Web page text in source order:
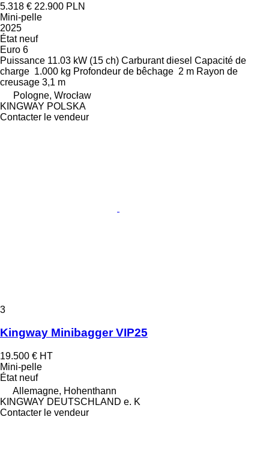
5.318 € 22.900 PLN
Mini-pelle
2025
Étatneuf
Euro 6
Puissance 11.03 kW (15 ch) Carburant diesel Capacité de
charge 1.000 kg Profondeur de bêchage 2 m Rayon de
creusage 3,1 m
Pologne, Wrocław
KINGWAY POLSKA
Contacter le vendeur
3
Kingway Minibagger VIP25
19.500 € HT
Mini-pelle
Étatneuf
Allemagne, Hohenthann
KINGWAY DEUTSCHLAND e. K
Contacter le vendeur